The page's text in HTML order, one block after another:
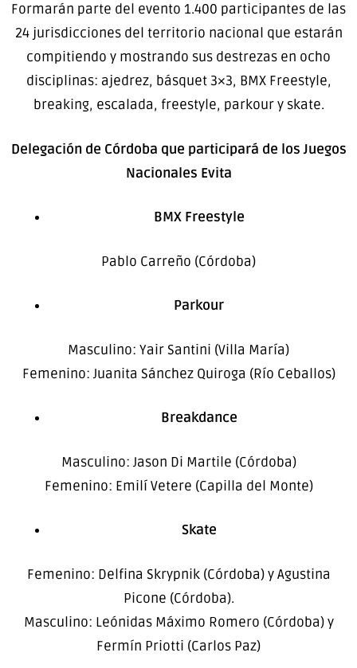
Formarán parte del evento 1.400 participantes de las
24 jurisdicciones del territorio nacional que estarán
compitiendo y mostrando sus destrezas en ocho
disciplinas: ajedrez, básquet 3×3, BMX Freestyle,
breaking, escalada, freestyle, parkour y skate.
Delegación de Córdoba que participará de los Juegos
Nacionales Evita
BMX Freestyle
Pablo Carreño (Córdoba)
Parkour
Masculino: Yair Santini (Villa María)
Femenino: Juanita Sánchez Quiroga (Río Ceballos)
Breakdance
Masculino: Jason Di Martile (Córdoba)
Femenino: Emilí Vetere (Capilla del Monte)
Skate
Femenino: Delfina Skrypnik (Córdoba) y Agustina
Picone (Córdoba).
Masculino: Leónidas Máximo Romero (Córdoba) y
Fermín Priotti (Carlos Paz)